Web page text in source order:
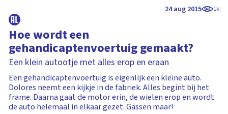
24 aug 2015 1k
Hoe wordt een
gehandicaptenvoertuig gemaakt?
Een klein autootje met alles erop en eraan
Een gehandicaptenvoertuig is eigenlijk een kleine auto.
Dolores neemt een kijkje in de fabriek. Alles begint bij het
frame. Daarna gaat de motor erin, de wielen erop en wordt
de auto helemaal in elkaar gezet. Gassen maar!